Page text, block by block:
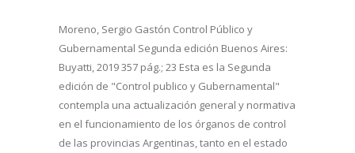
Moreno, Sergio Gastón Control Público y
Gubernamental Segunda edición Buenos Aires:
Buyatti, 2019 357 pág.; 23 Esta es la Segunda
edición de "Control publico y Gubernamental"
contempla una actualización general y normativa
en el funcionamiento de los órganos de control
de las provincias Argentinas, tanto en el estado